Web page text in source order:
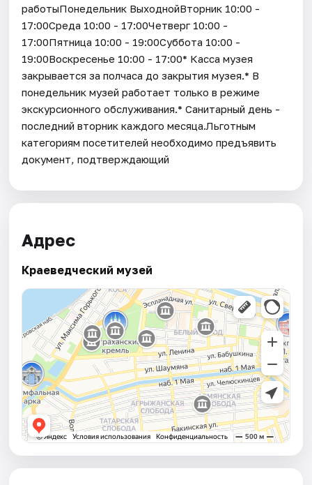
работыПонедельник ВыходнойВторник 10:00 -
17:00Среда 10:00 - 17:00Четверг 10:00 -
17:00Пятница 10:00 - 19:00Суббота 10:00 -
19:00Воскресенье 10:00 - 17:00* Касса музея
закрывается за полчаса до закрытия музея.* В
понедельник музей работает только в режиме
экскурсионного обслуживания.* Санитарный день -
последний вторник каждого месяца.Льготным
категориям посетителей необходимо предъявить
документ, подтверждающий
Адрес
Краеведческий музей